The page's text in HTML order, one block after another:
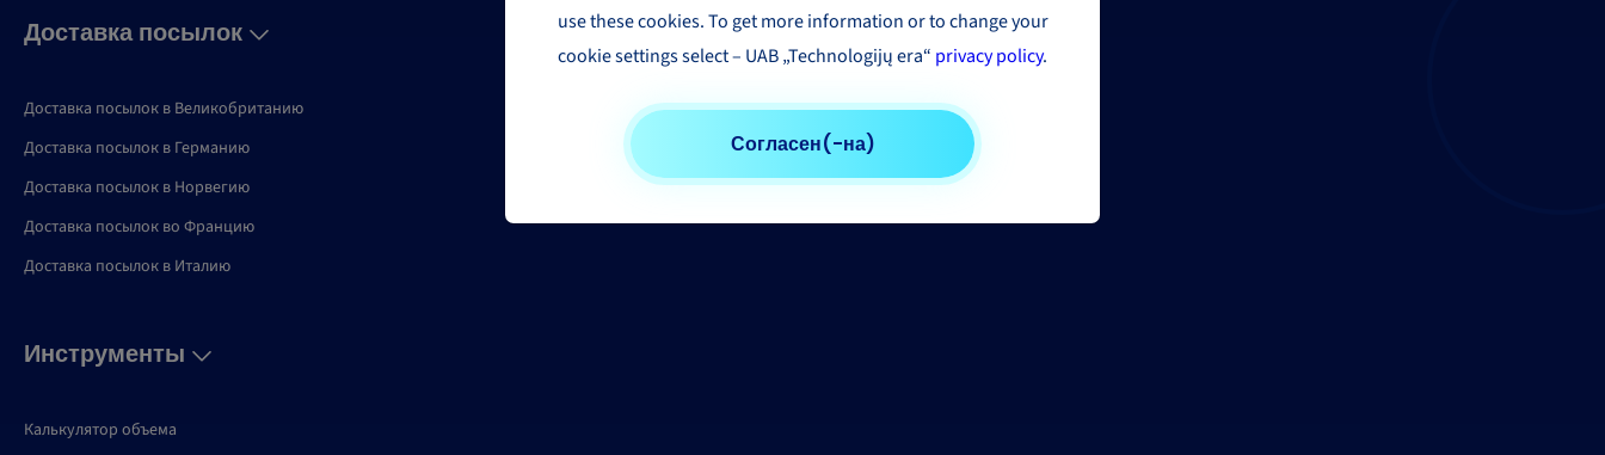
Доставка посылок
Доставка посылок в Великобританию
Доставка посылок в Германию
Доставка посылок в Норвегию
Доставка посылок во Францию
Доставка посылок в Италию
Инструменты
Калькулятор объема
use these cookies. To get more information or to change your
cookie settings select – UAB „Technologijų era“ privacy policy.
Согласен(-на)